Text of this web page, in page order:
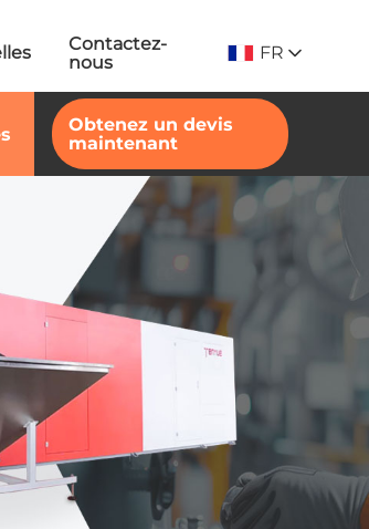
Contactez-
nous
FR
Obtenez un devis
maintenant